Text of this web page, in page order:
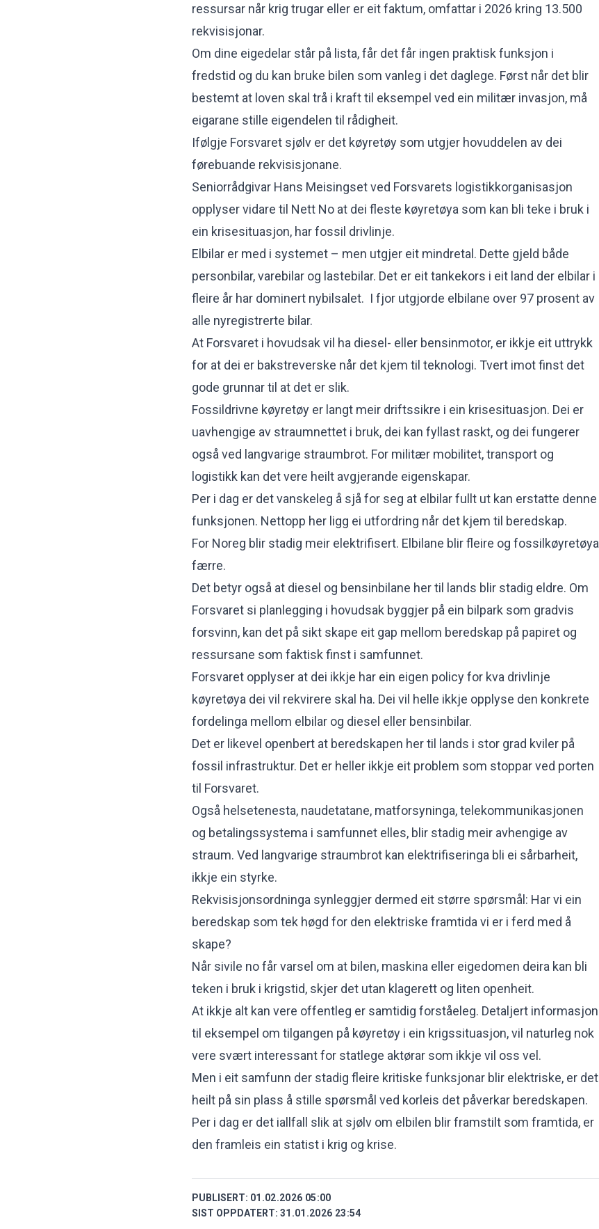
ressursar når krig trugar eller er eit faktum, omfattar i 2026 kring 13.500
rekvisisjonar.
Om dine eigedelar står på lista, får det får ingen praktisk funksjon i
fredstid og du kan bruke bilen som vanleg i det daglege. Først når det blir
bestemt at loven skal trå i kraft til eksempel ved ein militær invasjon, må
eigarane stille eigendelen til rådigheit.
Ifølgje Forsvaret sjølv er det køyretøy som utgjer hovuddelen av dei
førebuande rekvisisjonane.
Seniorrådgivar Hans Meisingset ved Forsvarets logistikkorganisasjon
opplyser vidare til Nett No at dei fleste køyretøya som kan bli teke i bruk i
ein krisesituasjon, har fossil drivlinje.
Elbilar er med i systemet – men utgjer eit mindretal. Dette gjeld både
personbilar, varebilar og lastebilar. Det er eit tankekors i eit land der elbilar i
fleire år har dominert nybilsalet. I fjor utgjorde elbilane over 97 prosent av
alle nyregistrerte bilar.
At Forsvaret i hovudsak vil ha diesel- eller bensinmotor, er ikkje eit uttrykk
for at dei er bakstreverske når det kjem til teknologi. Tvert imot finst det
gode grunnar til at det er slik.
Fossildrivne køyretøy er langt meir driftssikre i ein krisesituasjon. Dei er
uavhengige av straumnettet i bruk, dei kan fyllast raskt, og dei fungerer
også ved langvarige straumbrot. For militær mobilitet, transport og
logistikk kan det vere heilt avgjerande eigenskapar.
Per i dag er det vanskeleg å sjå for seg at elbilar fullt ut kan erstatte denne
funksjonen. Nettopp her ligg ei utfordring når det kjem til beredskap.
For Noreg blir stadig meir elektrifisert. Elbilane blir fleire og fossilkøyretøya
færre.
Det betyr også at diesel og bensinbilane her til lands blir stadig eldre. Om
Forsvaret si planlegging i hovudsak byggjer på ein bilpark som gradvis
forsvinn, kan det på sikt skape eit gap mellom beredskap på papiret og
ressursane som faktisk finst i samfunnet.
Forsvaret opplyser at dei ikkje har ein eigen policy for kva drivlinje
køyretøya dei vil rekvirere skal ha. Dei vil helle ikkje opplyse den konkrete
fordelinga mellom elbilar og diesel eller bensinbilar.
Det er likevel openbert at beredskapen her til lands i stor grad kviler på
fossil infrastruktur. Det er heller ikkje eit problem som stoppar ved porten
til Forsvaret.
Også helsetenesta, naudetatane, matforsyninga, telekommunikasjonen
og betalingssystema i samfunnet elles, blir stadig meir avhengige av
straum. Ved langvarige straumbrot kan elektrifiseringa bli ei sårbarheit,
ikkje ein styrke.
Rekvisisjonsordninga synleggjer dermed eit større spørsmål: Har vi ein
beredskap som tek høgd for den elektriske framtida vi er i ferd med å
skape?
Når sivile no får varsel om at bilen, maskina eller eigedomen deira kan bli
teken i bruk i krigstid, skjer det utan klagerett og liten openheit.
At ikkje alt kan vere offentleg er samtidig forståeleg. Detaljert informasjon
til eksempel om tilgangen på køyretøy i ein krigssituasjon, vil naturleg nok
vere svært interessant for statlege aktørar som ikkje vil oss vel.
Men i eit samfunn der stadig fleire kritiske funksjonar blir elektriske, er det
heilt på sin plass å stille spørsmål ved korleis det påverkar beredskapen.
Per i dag er det iallfall slik at sjølv om elbilen blir framstilt som framtida, er
den framleis ein statist i krig og krise.
PUBLISERT: 01.02.2026 05:00
SIST OPPDATERT: 31.01.2026 23:54